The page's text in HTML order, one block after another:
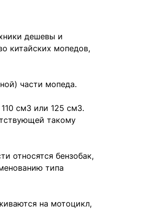
дешевы и
китайских мопедов,
части мопеда.
см3 или 125 см3.
такому
относятся бензобак,
типа
на мотоцикл,